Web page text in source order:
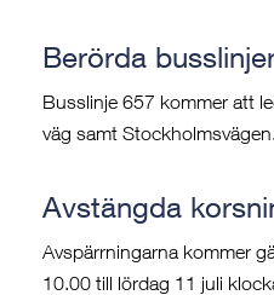
Berörda
Busslinje 657 kommer att
väg samt Stockholmsvägen.
Avstängda
Avspärrningarna kommer
10.00 till lördag 11 juli